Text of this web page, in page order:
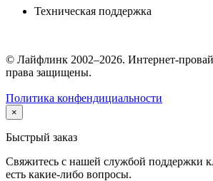
Техническая поддержка
© Лайфлинк 2002–2026. Интернет-
права защищены.
Политика конфендициальности
×
Быстрый заказ
Свяжитесь с нашей службой поддержки
есть какие-либо вопросы.